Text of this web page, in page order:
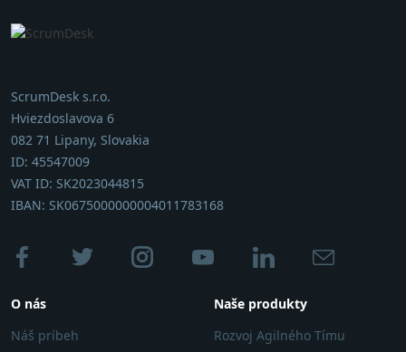
ScrumDesk s.r.o.
Hviezdoslavova 6
082 71 Lipany, Slovakia
ID: 45547009
VAT ID: SK2023044815
IBAN: SK0675000000004011783168
O nás
Náš príbeh
Naše produkty
Rozvoj Agilného Tímu